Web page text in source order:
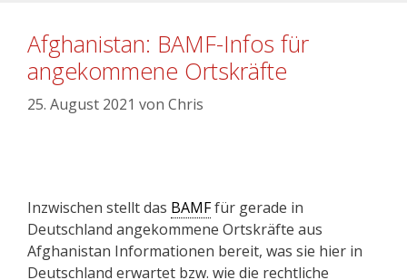
Afghanistan: BAMF-Infos für
angekommene Ortskräfte
25. August 2021 von Chris
Inzwischen stellt das BAMFfür gerade in
Deutschland angekommene Ortskräfte aus
Afghanistan Informationen bereit, was sie hier in
Deutschland erwartet bzw. wie die rechtliche